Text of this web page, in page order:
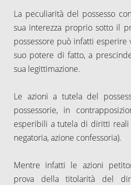
La peculiarità del possesso
sua interezza proprio sotto il
possessore può infatti esperire
suo potere di fatto, a
sua legittimazione.
Le azioni a tutela del
possessorie, in
esperibili a tutela di diritti reali
negatoria, azione confessoria).
Mentre infatti le azioni
prova della titolarità del